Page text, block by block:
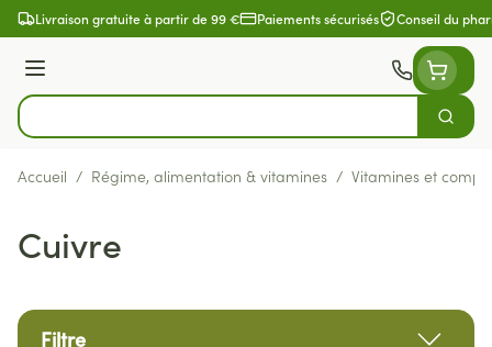
Aller au contenu
Livraison gratuite à partir de 99 € Paiements sécurisés Conseil du
Menu
Rechercher
Accueil / Régime, alimentation & vitamines / Vitamines et
Cuivre
Filtre